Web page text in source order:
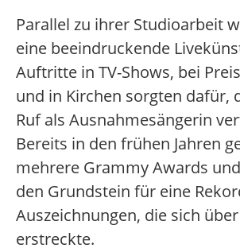
Parallel zu ihrer Studioarbeit
eine beeindruckende
Auftritte in TV-Shows, bei
und in Kirchen sorgten dafür,
Ruf als Ausnahmesängerin
Bereits in den frühen Jahren
mehrere Grammy Awards
den Grundstein für eine
Auszeichnungen, die sich
erstreckte.